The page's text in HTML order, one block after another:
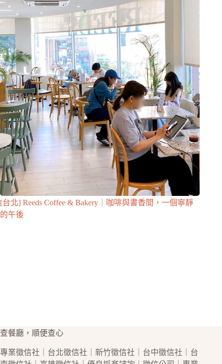
[台北] Reeds Coffee & Bakery｜咖啡與書香間，一個寧靜
的午後
查餐廳，順便查心
專業徵信社 台北徵信社 新竹徵信社 台中徵信社
台